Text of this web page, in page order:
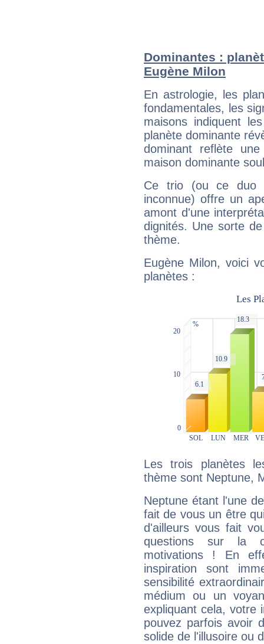
Dominantes :
Eugène Milon
En astrologie, les
fondamentales, les
maisons indiquent
planète dominante
dominant reflète
maison dominante
Ce trio (ou ce duo
inconnue) offre un
amont d'une
dignités. Une sorte
thème.
Eugène Milon, voici
planètes :
Les trois planètes
thème sont Neptune,
Neptune étant l'une
fait de vous un être
d'ailleurs vous fait
questions sur la
motivations ! En
inspiration sont
sensibilité
médium ou un
expliquant cela, votre
pouvez parfois avoir
solide de l'illusoire ou